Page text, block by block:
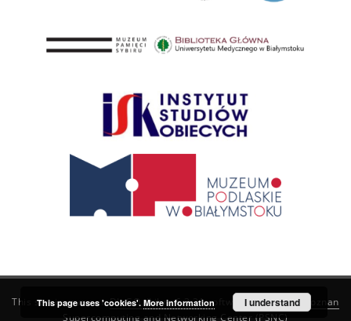
This service runs onDInGO dLibra 6.3.21software created by
Poznan
Supercomputing and Networking Center (PSNC)
This page uses 'cookies'. More information I understand